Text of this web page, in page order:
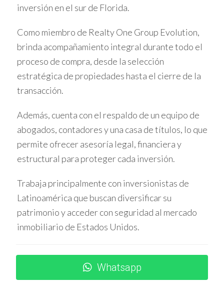
necesaria para gestionar los pagos del préstamo.
Caso 1: Juan en Miami
Juan es un empresario colombiano que decidió invertir
en una propiedad en Miami. Comenzó investigando
prestamistas locales y se encontró con uno que ofrecía
préstamos a extranjeros. Juan logró hacer un pago inicial
verificación de sus documentos, finalmente obtuvo su
hipoteca y ahora disfruta de su casa de vacaciones.
"No subestimes la importancia de tener toda
el proceso." - Juan.
Caso 2: Ana en Nueva York
Ana quería comprar un apartamento en Nueva York. Se
y los requisitos estrictos. Sin embargo, encontró un
banco que le ofreció una opción viable con un pago inicial
del 40%. Aunque el interés era alto, Ana se sintió cómoda
inversión en el sur de Florida.
Como miembro de Realty One Group Evolution,
brinda acompañamiento integral durante todo el
proceso de compra, desde la selección
estratégica de propiedades hasta el cierre de la
transacción.
Además, cuenta con el respaldo de un equipo de
abogados, contadores y una casa de títulos, lo que
permite ofrecer asesoría legal, financiera y
estructural para proteger cada inversión.
Trabaja principalmente con inversionistas de
Latinoamérica que buscan diversificar su
patrimonio y acceder con seguridad al mercado
inmobiliario de Estados Unidos.
Whatsapp